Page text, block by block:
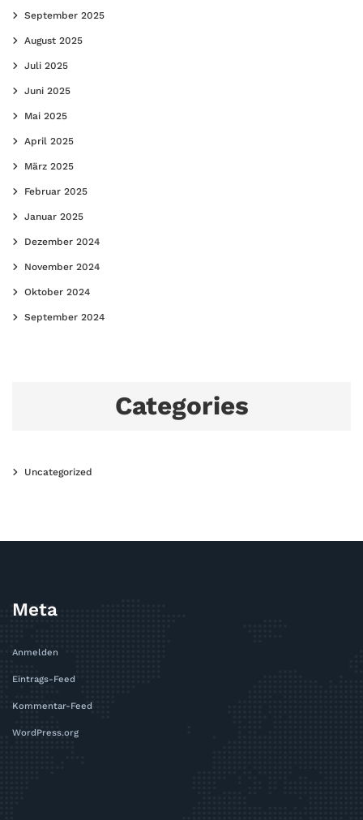
September 2025
August 2025
Juli 2025
Juni 2025
Mai 2025
April 2025
März 2025
Februar 2025
Januar 2025
Dezember 2024
November 2024
Oktober 2024
September 2024
Categories
Uncategorized
Meta
Anmelden
Eintrags-Feed
Kommentar-Feed
WordPress.org